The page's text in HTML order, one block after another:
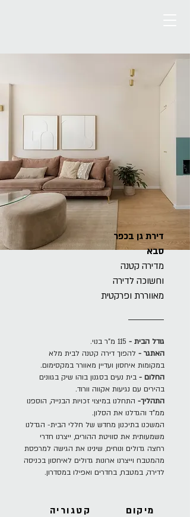
דירת גן בכפר
סבא
מדירה קטנה
וחשוכה לדירה
מאווררת ופרקטית
גודל הבית - 115 מ"ר בנוי.
האתגר - להפוך דירה קטנה לבית מלא
במקומות איחסון ועדיין מאוורר במקסימום.
החלום - בית נעים בסגנון בוהו שיק בגוונים
בהירים עם נגיעות אקווה וורוד.
התהליך- התחלנו במיצוי זכויות הבנייה, הוספנו
ממ"ד והגדלנו את הסלון.
המשכנו בתיכנון מחדש של חללי הבית- הגדלנו
משמעותית את סוויטת ההורים, ייצרנו חדרי
רחצה גדולים ונוחים, שינינו את הגישה למרפסת
מהמטבח וייצרנו ארונות גדולים לאיחסון בכניסה
לדירה, במטבח, בחדרים ואפילו במסדרון.
קטגוריה מיקום